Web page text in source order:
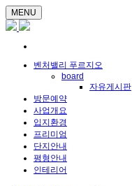
MENU
벤처밸리 푸르지오
board
자유게시판
방문예약
사업개요
입지환경
프리미엄
단지안내
평형안내
인테리어